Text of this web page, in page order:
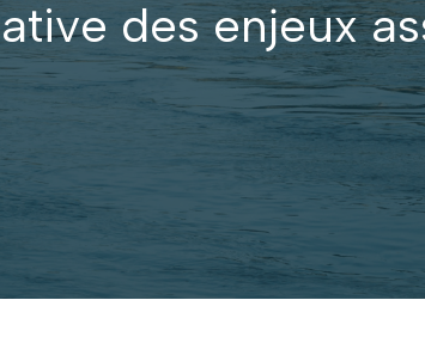
des enjeux